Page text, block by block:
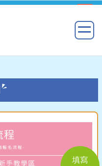
填寫